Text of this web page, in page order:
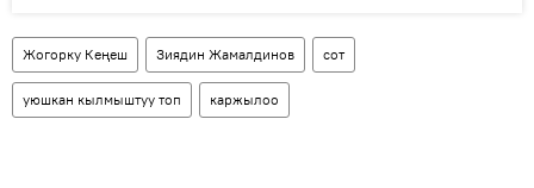
Жогорку Кеңеш Зиядин Жамалдинов сот
уюшкан кылмыштуу топ каржылоо